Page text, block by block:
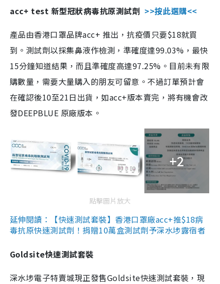
acc+ test 新型冠狀病毒抗原測試劑 >>按此選購<<
產品由香港口罩品牌acc+ 推出，抗疫價只要$18就買
到。測試劑以採集鼻液作檢測，準確度達99.03%，最快
15分鐘知道結果，而且準確度高達97.25%。目前未有限
購數量，需要大量購入的朋友可留意。不過訂單預計會
在確認後10至21日出貨，如acc+版本賣完，將有機會改
發DEEPBLUE 原廠版本。
+2
點擊圖片放大
延伸閱讀：【快速測試套裝】香港口罩廠acc+推$18病
毒抗原快速測試劑！捐贈10萬盒測試劑予深水埗露宿者
Goldsite快速測試套裝
深水埗電子特賣城現正發售Goldsite快速測試套裝，現